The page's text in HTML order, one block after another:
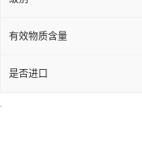
有效物质含量
是否进口